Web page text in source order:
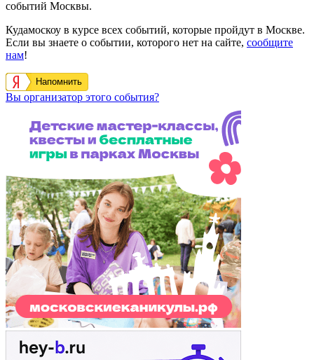
событий Москвы.
Кудамоскоу в курсе всех событий, которые пройдут в Москве.
Если вы знаете о событии, которого нет на сайте, сообщите
нам!
Напомнить
Вы организатор этого события?